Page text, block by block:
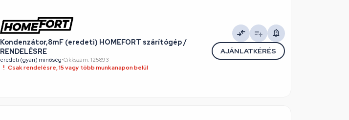
Kondenzátor,8mF (eredeti) HOMEFORT szárítógép /
RENDELÉSRE
eredeti (gyári) minőség•Cikkszám: 125893
Csak rendelésre, 15 vagy több munkanapon belül
AJÁNLATKÉRÉS